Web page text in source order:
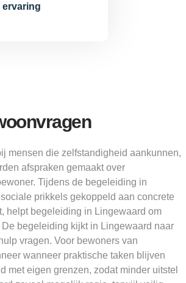
ervaring
mensen die zelfstandigheid aankunnen,
afspraken gemaakt over
Tijdens de begeleiding in
prikkels gekoppeld aan concrete
helpt begeleiding in Lingewaard om
begeleiding kijkt in Lingewaard naar
vragen. Voor bewoners van
wanneer praktische taken blijven
met eigen grenzen, zodat minder uitstel